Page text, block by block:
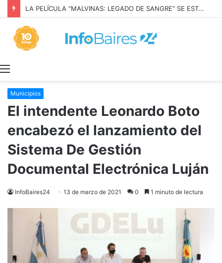
LA PELÍCULA “MALVINAS: LEGADO DE SANGRE” SE ESTRENARÁ EN PRIME VIDEO
Municipios
El intendente Leonardo Boto
encabezó el lanzamiento del
Sistema De Gestión
Documental Electrónica Luján
InfoBaires24 13 de marzo de 2021 0 1 minuto de lectura